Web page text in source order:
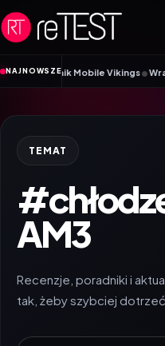
Przejdź do treści
NAJNOWSZEMobile Vikings •Wracamy
TEMAT
AM3
Recenzje, poradniki i
tak, żeby szybciej